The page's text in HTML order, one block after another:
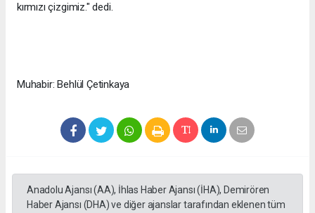
kırmızı çizgimiz." dedi.
Muhabir: Behlül Çetinkaya
Anadolu Ajansı (AA), İhlas Haber Ajansı (İHA), Demirören
Haber Ajansı (DHA) ve diğer ajanslar tarafından eklenen tüm